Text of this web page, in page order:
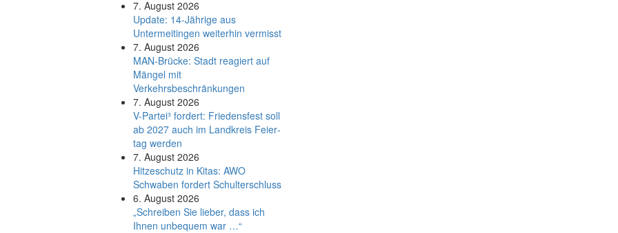
7. August 2026
Update: 14-Jährige aus
Untermeitingen weiterhin vermisst
7. August 2026
MAN-Brücke: Stadt reagiert auf
Mängel mit
Verkehrsbeschränkungen
7. August 2026
V-Partei­³ fordert: Friedens­fest soll
ab 2027 auch im Land­kreis Feier­
tag werden
7. August 2026
Hitzeschutz in Kitas: AWO
Schwaben fordert Schulterschluss
6. August 2026
„Schreiben Sie lieber, dass ich
Ihnen unbequem war …“